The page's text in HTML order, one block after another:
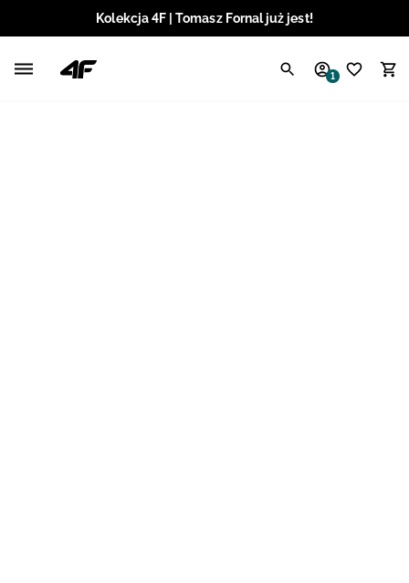
Kolekcja 4F | Tomasz Fornal już jest!
1